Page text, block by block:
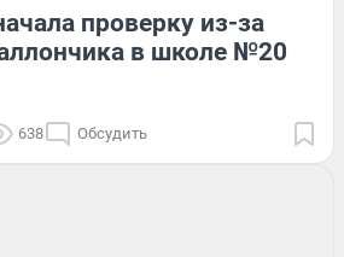
проверку из-за
в школе №20
638 Обсудить